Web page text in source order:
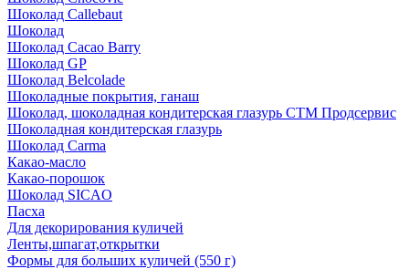
Шоколад Callebaut
Шоколад
Шоколад Cacao Barry
Шоколад GP
Шоколад Belcolade
Шоколадные покрытия, ганаш
Шоколад, шоколадная кондитерская глазурь СТМ Продсервис
Шоколадная кондитерская глазурь
Шоколад Carma
Какао-масло
Какао-порошок
Шоколад SICAO
Пасха
Для декорирования куличей
Ленты,шпагат,открытки
Формы для больших куличей (550 г)